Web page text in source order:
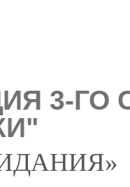
3-ГО